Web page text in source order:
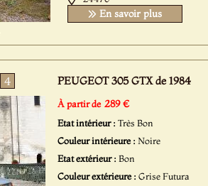
En savoir plus
4 PEUGEOT 305 GTX de 1984
À partir de 289 €
Etat intérieur :Très Bon
Couleur intérieure :Noire
Etat extérieur :Bon
Couleur extérieure :Grise Futura